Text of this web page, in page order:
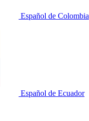
Español de Colombia
Español de Ecuador